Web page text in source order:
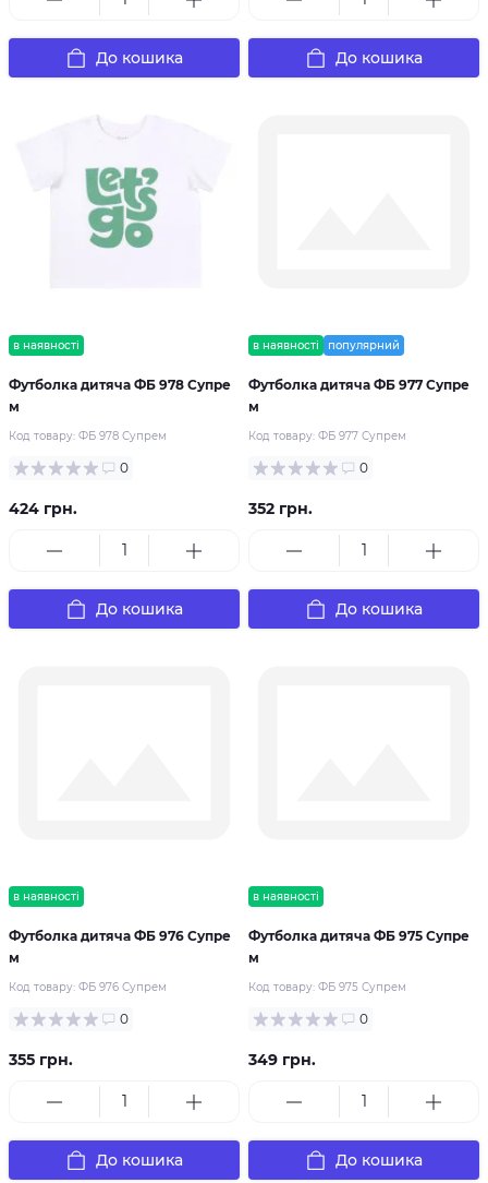
До кошика До кошика
в наявності
Футболка дитяча ФБ 978 Супре
м
Код товару: ФБ 978 Супрем
0
424 грн.
До кошика
в наявності популярний
Футболка дитяча ФБ 977 Супре
м
Код товару: ФБ 977 Супрем
0
352 грн.
До кошика
в наявності
Футболка дитяча ФБ 976 Супре
м
Код товару: ФБ 976 Супрем
0
355 грн.
До кошика
в наявності
Футболка дитяча ФБ 975 Супре
м
Код товару: ФБ 975 Супрем
0
349 грн.
До кошика